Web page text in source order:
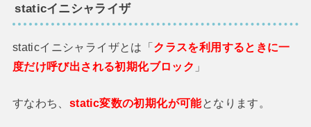
staticイニシャライザ
staticイニシャライザとは「 クラスを利用するときに一
度だけ呼び出される初期化ブロック 」
すなわち、 static変数の初期化が可能となります。